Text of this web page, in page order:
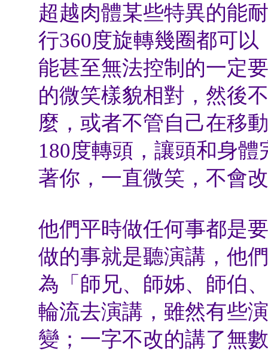
超越肉體某些特異的能
行360度旋轉幾圈都可
能甚至無法控制的一定
的微笑樣貌相對，然後
麼，或者不管自己在移
180度轉頭，讓頭和身
著你，一直微笑，不會
他們平時做任何事都是
做的事就是聽演講，他
為「師兄、師姊、師伯
輪流去演講，雖然有些
變；一字不改的講了無